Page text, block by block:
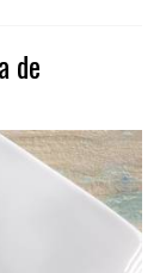
de